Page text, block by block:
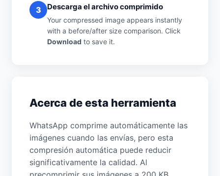
3 Descarga el archivo comprimido
Your compressed image appears instantly
with a before/after size comparison. Click
Download to save it.
Acerca de esta herramienta
WhatsApp comprime automáticamente las
imágenes cuando las envías, pero esta
compresión automática puede reducir
significativamente la calidad. Al